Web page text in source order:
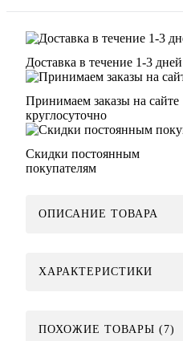
Доставка в течение 1-3 дней
Принимаем заказы на сайте
круглосуточно
Скидки постоянным
покупателям
ОПИСАНИЕ ТОВАРА
ХАРАКТЕРИСТИКИ
ПОХОЖИЕ ТОВАРЫ (7)